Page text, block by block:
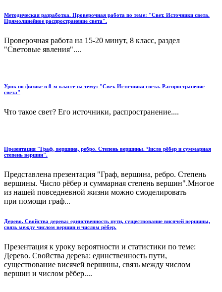
Методическая разработка. Проверочная работа по теме: "Свет. Источники света.
Прямолинейное распространение света".
Проверочная работа на 15-20 минут, 8 класс, раздел
"Световые явления"....
Урок по физике в 8-м классе на тему: "Свет. Источники света. Распространение
света"
Что такое свет? Его источники, распространение....
Презентация "Граф, вершина, ребро. Степень вершины. Число рёбер и суммарная
степень вершин".
Представлена презентация "Граф, вершина, ребро. Степень
вершины. Число рёбер и суммарная степень вершин".Многое
из нашей повседневной жизни можно смоделировать
при помощи граф...
Дерево. Свойства дерева: единственность пути, существование висячей вершины,
связь между числом вершин и числом рёбер.
Презентация к уроку вероятности и статистики по теме:
Дерево. Свойства дерева: единственность пути,
существование висячей вершины, связь между числом
вершин и числом рёбер....